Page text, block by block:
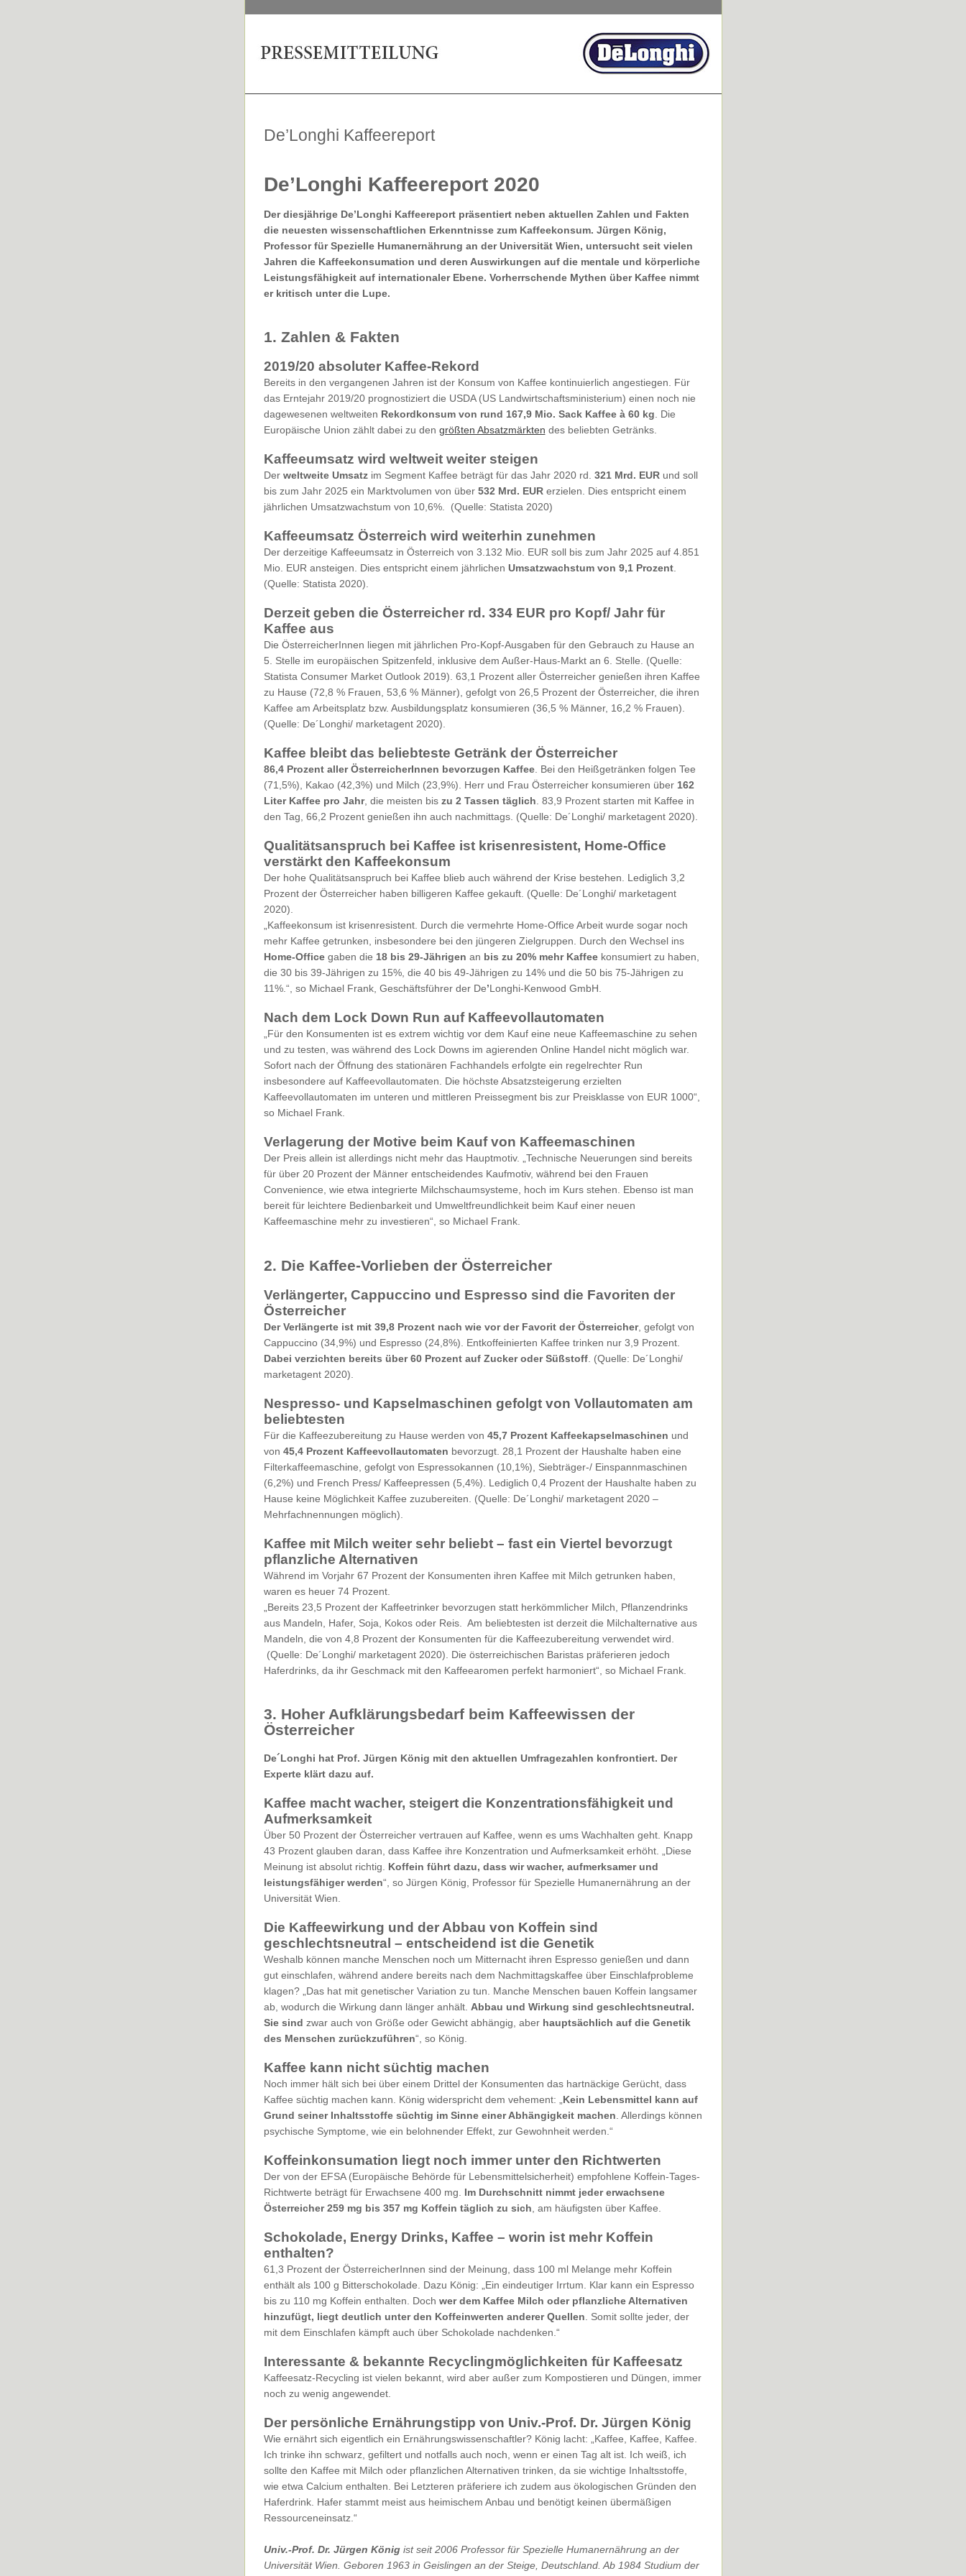
De’Longhi Kaffeereport
De’Longhi Kaffeereport 2020
Der diesjährige De’Longhi Kaffeereport präsentiert neben aktuellen Zahlen und Fakten
die neuesten wissenschaftlichen Erkenntnisse zum Kaffeekonsum. Jürgen König,
Professor für Spezielle Humanernährung an der Universität Wien, untersucht seit vielen
Jahren die Kaffeekonsumation und deren Auswirkungen auf die mentale und körperliche
Leistungsfähigkeit auf internationaler Ebene. Vorherrschende Mythen über Kaffee nimmt
er kritisch unter die Lupe.
1. Zahlen & Fakten
2019/20 absoluter Kaffee-Rekord
Bereits in den vergangenen Jahren ist der Konsum von Kaffee kontinuierlich angestiegen. Für
das Erntejahr 2019/20 prognostiziert die USDA (US Landwirtschaftsministerium) einen noch nie
dagewesenen weltweiten Rekordkonsum von rund 167,9 Mio. Sack Kaffee à 60 kg . Die
Europäische Union zählt dabei zu den größten Absatzmärkten des beliebten Getränks.
Kaffeeumsatz wird weltweit weiter steigen
Der weltweite Umsatzim Segment Kaffee beträgt für das Jahr 2020 rd. 321 Mrd. EURund soll
bis zum Jahr 2025 ein Marktvolumen von über 532 Mrd. EURerzielen. Dies entspricht einem
jährlichen Umsatzwachstum von 10,6%. (Quelle: Statista 2020)
Kaffeeumsatz Österreich wird weiterhin zunehmen
Der derzeitige Kaffeeumsatz in Österreich von 3.132 Mio. EUR soll bis zum Jahr 2025 auf 4.851
Mio. EUR ansteigen. Dies entspricht einem jährlichen Umsatzwachstum von 9,1 Prozent.
(Quelle: Statista 2020).
Derzeit geben die Österreicher rd. 334 EUR pro Kopf/ Jahr für
Kaffee aus
Die ÖsterreicherInnen liegen mit jährlichen Pro-Kopf-Ausgaben für den Gebrauch zu Hause an
5. Stelle im europäischen Spitzenfeld, inklusive dem Außer-Haus-Markt an 6. Stelle. (Quelle:
Statista Consumer Market Outlook 2019). 63,1 Prozent aller Österreicher genießen ihren Kaffee
zu Hause (72,8 % Frauen, 53,6 % Männer), gefolgt von 26,5 Prozent der Österreicher, die ihren
Kaffee am Arbeitsplatz bzw. Ausbildungsplatz konsumieren (36,5 % Männer, 16,2 % Frauen).
(Quelle: De´Longhi/ marketagent 2020).
Kaffee bleibt das beliebteste Getränk der Österreicher
86,4 Prozent aller ÖsterreicherInnen bevorzugen Kaffee. Bei den Heißgetränken folgen Tee
(71,5%), Kakao (42,3%) und Milch (23,9%). Herr und Frau Österreicher konsumieren über 162
Liter Kaffee pro Jahr, die meisten bis zu 2 Tassen täglich . 83,9 Prozent starten mit Kaffee in
den Tag, 66,2 Prozent genießen ihn auch nachmittags. (Quelle: De´Longhi/ marketagent 2020).
Qualitätsanspruch bei Kaffee ist krisenresistent, Home-Office
verstärkt den Kaffeekonsum
Der hohe Qualitätsanspruch bei Kaffee blieb auch während der Krise bestehen. Lediglich 3,2
Prozent der Österreicher haben billigeren Kaffee gekauft. (Quelle: De´Longhi/ marketagent
2020).
„Kaffeekonsum ist krisenresistent. Durch die vermehrte Home-Office Arbeit wurde sogar noch
mehr Kaffee getrunken, insbesondere bei den jüngeren Zielgruppen. Durch den Wechsel ins
Home-Officegaben die 18 bis 29-Jährigen an bis zu 20% mehr Kaffeekonsumiert zu haben,
die 30 bis 39-Jährigen zu 15%, die 40 bis 49-Jährigen zu 14% und die 50 bis 75-Jährigen zu
11%.“, so Michael Frank, Geschäftsführer der De’Longhi-Kenwood GmbH.
Nach dem Lock Down Run auf Kaffeevollautomaten
„Für den Konsumenten ist es extrem wichtig vor dem Kauf eine neue Kaffeemaschine zu sehen
und zu testen, was während des Lock Downs im agierenden Online Handel nicht möglich war.
Sofort nach der Öffnung des stationären Fachhandels erfolgte ein regelrechter Run
insbesondere auf Kaffeevollautomaten. Die höchste Absatzsteigerung erzielten
Kaffeevollautomaten im unteren und mittleren Preissegment bis zur Preisklasse von EUR 1000“,
so Michael Frank.
Verlagerung der Motive beim Kauf von Kaffeemaschinen
Der Preis allein ist allerdings nicht mehr das Hauptmotiv. „Technische Neuerungen sind bereits
für über 20 Prozent der Männer entscheidendes Kaufmotiv, während bei den Frauen
Convenience, wie etwa integrierte Milchschaumsysteme, hoch im Kurs stehen. Ebenso ist man
bereit für leichtere Bedienbarkeit und Umweltfreundlichkeit beim Kauf einer neuen
Kaffeemaschine mehr zu investieren“, so Michael Frank.
2. Die Kaffee-Vorlieben der Österreicher
Verlängerter, Cappuccino und Espresso sind die Favoriten der
Österreicher
Der Verlängerte ist mit 39,8 Prozent nach wie vor der Favorit der Österreicher, gefolgt von
Cappuccino (34,9%) und Espresso (24,8%). Entkoffeinierten Kaffee trinken nur 3,9 Prozent.
Dabei verzichten bereits über 60 Prozent auf Zucker oder Süßstoff. (Quelle: De´Longhi/
marketagent 2020).
Nespresso- und Kapselmaschinen gefolgt von Vollautomaten am
beliebtesten
Für die Kaffeezubereitung zu Hause werden von 45,7 Prozent Kaffeekapselmaschinen und
von 45,4 Prozent Kaffeevollautomaten bevorzugt. 28,1 Prozent der Haushalte haben eine
Filterkaffeemaschine, gefolgt von Espressokannen (10,1%), Siebträger-/ Einspannmaschinen
(6,2%) und French Press/ Kaffeepressen (5,4%). Lediglich 0,4 Prozent der Haushalte haben zu
Hause keine Möglichkeit Kaffee zuzubereiten. (Quelle: De´Longhi/ marketagent 2020 –
Mehrfachnennungen möglich).
Kaffee mit Milch weiter sehr beliebt – fast ein Viertel bevorzugt
pflanzliche Alternativen
Während im Vorjahr 67 Prozent der Konsumenten ihren Kaffee mit Milch getrunken haben,
waren es heuer 74 Prozent.
„Bereits 23,5 Prozent der Kaffeetrinker bevorzugen statt herkömmlicher Milch, Pflanzendrinks
aus Mandeln, Hafer, Soja, Kokos oder Reis. Am beliebtesten ist derzeit die Milchalternative aus
Mandeln, die von 4,8 Prozent der Konsumenten für die Kaffeezubereitung verwendet wird.
(Quelle: De´Longhi/ marketagent 2020). Die österreichischen Baristas präferieren jedoch
Haferdrinks, da ihr Geschmack mit den Kaffeearomen perfekt harmoniert“, so Michael Frank.
3. Hoher Aufklärungsbedarf beim Kaffeewissen der
Österreicher
De´Longhi hat Prof. Jürgen König mit den aktuellen Umfragezahlen konfrontiert. Der
Experte klärt dazu auf.
Kaffee macht wacher, steigert die Konzentrationsfähigkeit und
Aufmerksamkeit
Über 50 Prozent der Österreicher vertrauen auf Kaffee, wenn es ums Wachhalten geht. Knapp
43 Prozent glauben daran, dass Kaffee ihre Konzentration und Aufmerksamkeit erhöht. „Diese
Meinung ist absolut richtig. Koffein führt dazu, dass wir wacher, aufmerksamer und
leistungsfähiger werden“, so Jürgen König, Professor für Spezielle Humanernährung an der
Universität Wien.
Die Kaffeewirkung und der Abbau von Koffein sind
geschlechtsneutral – entscheidend ist die Genetik
Weshalb können manche Menschen noch um Mitternacht ihren Espresso genießen und dann
gut einschlafen, während andere bereits nach dem Nachmittagskaffee über Einschlafprobleme
klagen? „Das hat mit genetischer Variation zu tun. Manche Menschen bauen Koffein langsamer
ab, wodurch die Wirkung dann länger anhält. Abbau und Wirkung sind geschlechtsneutral.
Sie sind zwar auch von Größe oder Gewicht abhängig, aberhauptsächlich auf die Genetik
des Menschen zurückzuführen“, so König.
Kaffee kann nicht süchtig machen
Noch immer hält sich bei über einem Drittel der Konsumenten das hartnäckige Gerücht, dass
Kaffee süchtig machen kann. König widerspricht dem vehement: „Kein Lebensmittel kann auf
Grund seiner Inhaltsstoffe süchtig im Sinne einer Abhängigkeit machen. Allerdings können
psychische Symptome, wie ein belohnender Effekt, zur Gewohnheit werden.“
Koffeinkonsumation liegt noch immer unter den Richtwerten
Der von der EFSA (Europäische Behörde für Lebensmittelsicherheit) empfohlene Koffein-Tages-
Richtwerte beträgt für Erwachsene 400 mg. Im Durchschnitt nimmt jeder erwachsene
Österreicher 259 mg bis 357 mg Koffein täglich zu sich, am häufigsten über Kaffee.
Schokolade, Energy Drinks, Kaffee – worin ist mehr Koffein
enthalten?
61,3 Prozent der ÖsterreicherInnen sind der Meinung, dass 100 ml Melange mehr Koffein
enthält als 100 g Bitterschokolade. Dazu König: „Ein eindeutiger Irrtum. Klar kann ein Espresso
bis zu 110 mg Koffein enthalten. Doch wer dem Kaffee Milch oder pflanzliche Alternativen
hinzufügt, liegt deutlich unter den Koffeinwerten anderer Quellen. Somit sollte jeder, der
mit dem Einschlafen kämpft auch über Schokolade nachdenken.“
Interessante & bekannte Recyclingmöglichkeiten für Kaffeesatz
Kaffeesatz-Recycling ist vielen bekannt, wird aber außer zum Kompostieren und Düngen, immer
noch zu wenig angewendet.
Der persönliche Ernährungstipp von Univ.-Prof. Dr. Jürgen König
Wie ernährt sich eigentlich ein Ernährungswissenschaftler? König lacht: „Kaffee, Kaffee, Kaffee.
Ich trinke ihn schwarz, gefiltert und notfalls auch noch, wenn er einen Tag alt ist. Ich weiß, ich
sollte den Kaffee mit Milch oder pflanzlichen Alternativen trinken, da sie wichtige Inhaltsstoffe,
wie etwa Calcium enthalten. Bei Letzteren präferiere ich zudem aus ökologischen Gründen den
Haferdrink. Hafer stammt meist aus heimischem Anbau und benötigt keinen übermäßigen
Ressourceneinsatz.“
Univ.-Prof. Dr. Jürgen König ist seit 2006 Professor für Spezielle Humanernährung an der
Universität Wien. Geboren 1963 in Geislingen an der Steige, Deutschland. Ab 1984 Studium der